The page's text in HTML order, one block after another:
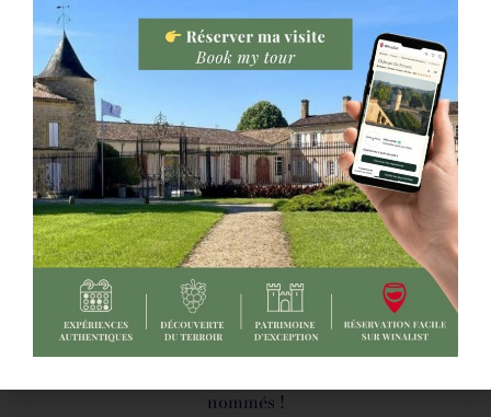
– le respect de l’environnement.
– la qualité des vins qui sont proposés par les
– la maîtrise irréprochable du processus de
vinification.
– la capacité d’accueillir le public dans les
meilleures conditions.
De plus, cesvins sont sélectionnés par et pour les
amateursau travers une dégustation réalisée par
des panels d’une centaine de consommateurs et
encadrée par un institut d’analyse sensoriel.
nommés !